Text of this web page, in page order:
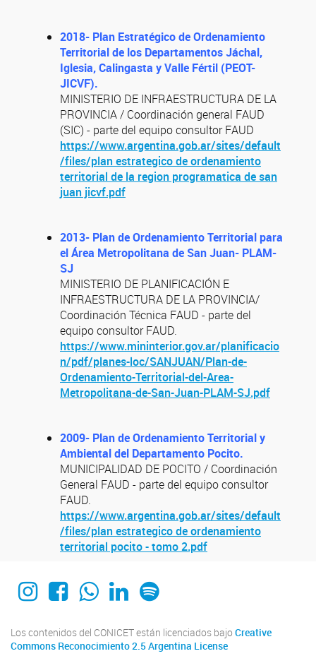
2018- Plan Estratégico de Ordenamiento
Territorial de los Departamentos Jáchal,
Iglesia, Calingasta y Valle Fértil (PEOT-
JICVF).
MINISTERIO DE INFRAESTRUCTURA DE LA
PROVINCIA / Coordinación general FAUD
(SIC) - parte del equipo consultor FAUD
https://www.argentina.gob.ar/sites/default
/files/plan estrategico de ordenamiento
territorial de la region programatica de san
juan jicvf.pdf
2013- Plan de Ordenamiento Territorial para
el Área Metropolitana de San Juan- PLAM-
SJ
MINISTERIO DE PLANIFICACIÓN E
INFRAESTRUCTURA DE LA PROVINCIA/
Coordinación Técnica FAUD - parte del
equipo consultor FAUD.
https://www.mininterior.gov.ar/planificacio
n/pdf/planes-loc/SANJUAN/Plan-de-
Ordenamiento-Territorial-del-Area-
Metropolitana-de-San-Juan-PLAM-SJ.pdf
2009- Plan de Ordenamiento Territorial y
Ambiental del Departamento Pocito.
MUNICIPALIDAD DE POCITO / Coordinación
General FAUD - parte del equipo consultor
FAUD.
https://www.argentina.gob.ar/sites/default
/files/plan estrategico de ordenamiento
territorial pocito - tomo 2.pdf
Instagram
Facebook
WhatsApp
Linkedin
Spotify
Los contenidos del CONICET están licenciados bajo Creative
Commons Reconocimiento 2.5 Argentina License